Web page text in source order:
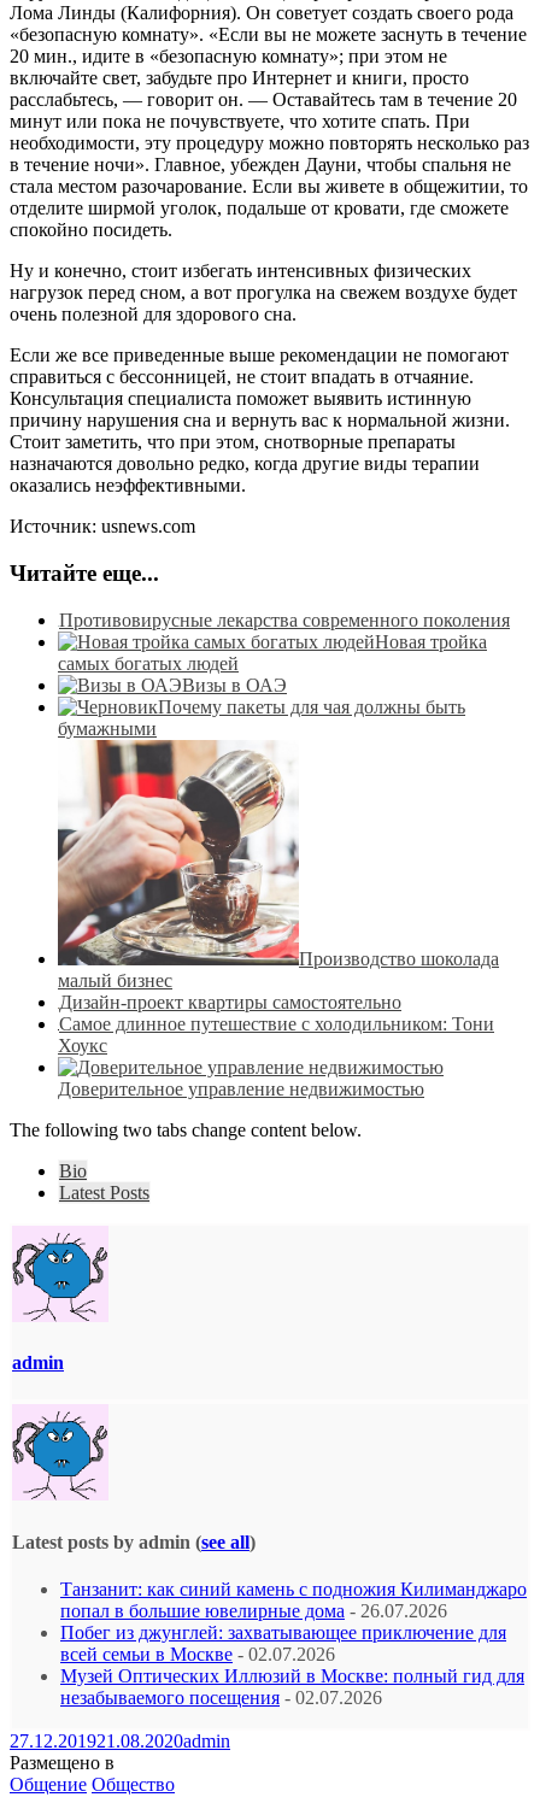
Лома Линды (Калифорния). Он советует создать своего рода
«безопасную комнату». «Если вы не можете заснуть в течение
20 мин., идите в «безопасную комнату»; при этом не
включайте свет, забудьте про Интернет и книги, просто
расслабьтесь, — говорит он. — Оставайтесь там в течение 20
минут или пока не почувствуете, что хотите спать. При
необходимости, эту процедуру можно повторять несколько раз
в течение ночи». Главное, убежден Дауни, чтобы спальня не
стала местом разочарование. Если вы живете в общежитии, то
отделите ширмой уголок, подальше от кровати, где сможете
спокойно посидеть.
Ну и конечно, стоит избегать интенсивных физических
нагрузок перед сном, а вот прогулка на свежем воздухе будет
очень полезной для здорового сна.
Если же все приведенные выше рекомендации не помогают
справиться с бессонницей, не стоит впадать в отчаяние.
Консультация специалиста поможет выявить истинную
причину нарушения сна и вернуть вас к нормальной жизни.
Стоит заметить, что при этом, снотворные препараты
назначаются довольно редко, когда другие виды терапии
оказались неэффективными.
Источник: usnews.com
Читайте еще...
Противовирусные лекарства современного поколения
Новая тройка
самых богатых людей
Визы в ОАЭ
Почему пакеты для чая должны быть
бумажными
Производство шоколада
малый бизнес
Дизайн-проект квартиры самостоятельно
Самое длинное путешествие с холодильником: Тони
Хоукс
Доверительное управление недвижимостью
The following two tabs change content below.
Bio
Latest Posts
admin
Latest posts by admin (see all)
Танзанит: как синий камень с подножия Килиманджаро
попал в большие ювелирные дома - 26.07.2026
Побег из джунглей: захватывающее приключение для
всей семьи в Москве - 02.07.2026
Музей Оптических Иллюзий в Москве: полный гид для
незабываемого посещения - 02.07.2026
27.12.201921.08.2020admin
Размещено в
Общение Общество